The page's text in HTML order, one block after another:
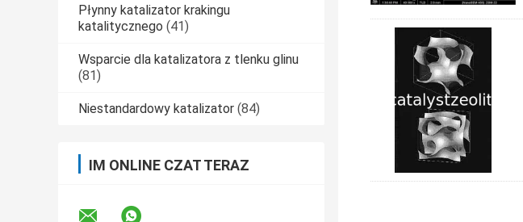
Płynny katalizator krakingu
katalitycznego (41)
Wsparcie dla katalizatora z tlenku glinu
(81)
Niestandardowy katalizator (84)
IM ONLINE CZAT TERAZ